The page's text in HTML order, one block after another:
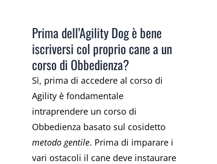
Prima dell’Agility Dog è bene
iscriversi col proprio cane a un
corso di Obbedienza?
Sì, prima di accedere al corso di
Agility è fondamentale
intraprendere un corso di
Obbedienza basato sul cosidetto
metodo gentile. Prima di imparare i
vari ostacoli il cane deve instaurare